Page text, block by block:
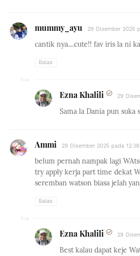
mummy_ayu 29 Disember 2025
cantik nya....cute!! fav iris la ni
Balas
Ezna Khalili 29
Sama la Dania pun suka
Ammi 29 Disember 2025 pada 12:38
belum pernah nampak lagi
try apply kerja part time dekat
seremban watson biasa jelah
Balas
Ezna Khalili 29
Best kalau dapat keje